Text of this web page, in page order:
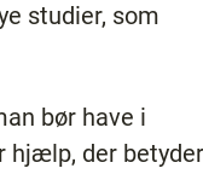
studier, som
bør have i
hjælp, der betyder